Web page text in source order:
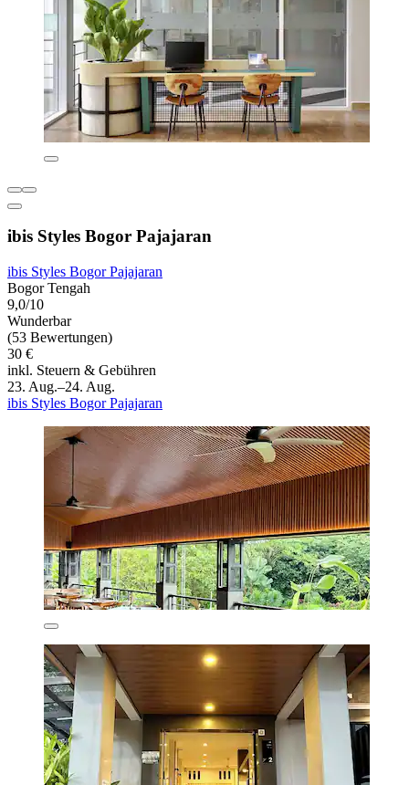
ibis Styles Bogor Pajajaran
ibis Styles Bogor Pajajaran
Bogor Tengah
9,0/10
Wunderbar
(53 Bewertungen)
30 €
inkl. Steuern & Gebühren
23. Aug.–24. Aug.
ibis Styles Bogor Pajajaran